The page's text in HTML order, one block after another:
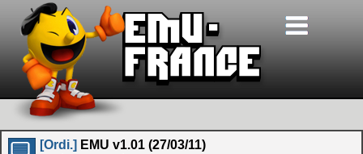
[Ordi.] EMU v1.01 (27/03/11)